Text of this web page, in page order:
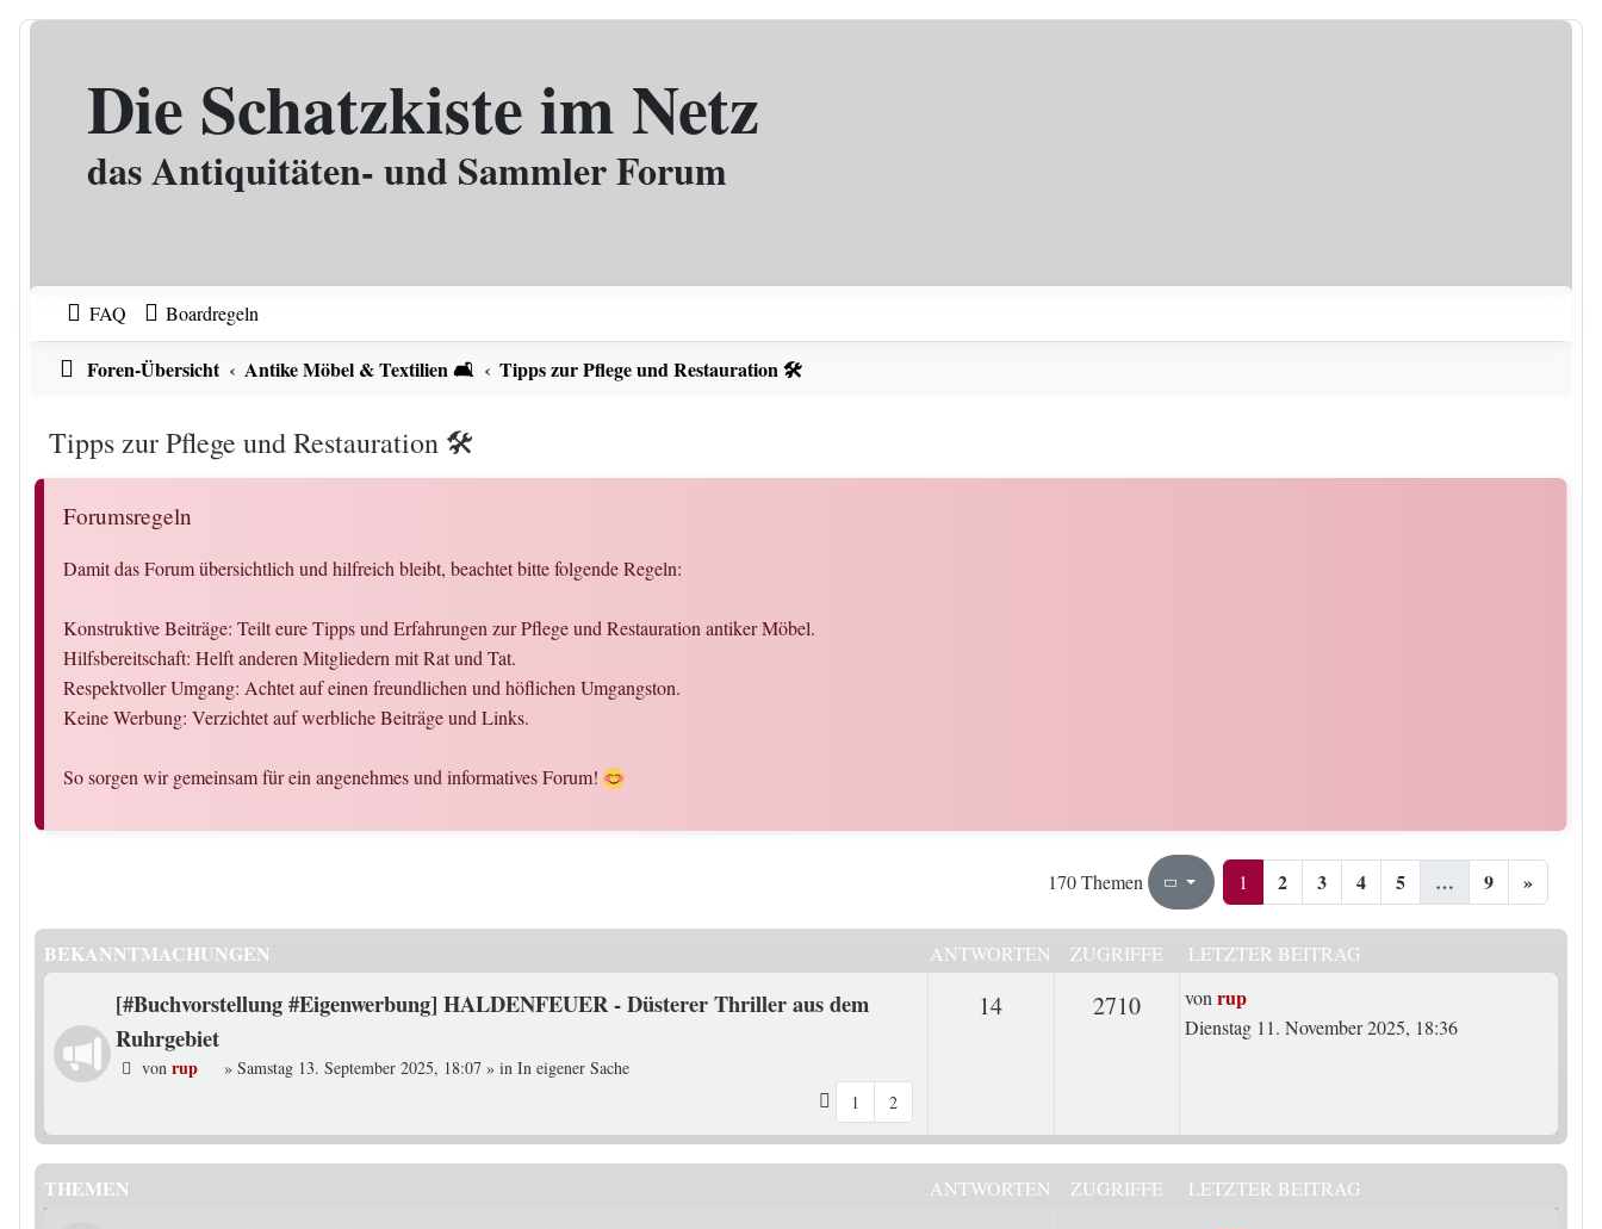
Zum Inhalt
Die Schatzkiste im Netz
das Antiquitäten- und Sammler Forum
FAQ Boardregeln
Foren-Übersicht Antike Möbel & Textilien 🛋️ Tipps zur Pflege und Restauration 🛠️
Tipps zur Pflege und Restauration 🛠️
Forumsregeln
Damit das Forum übersichtlich und hilfreich bleibt, beachtet bitte folgende Regeln:
Konstruktive Beiträge: Teilt eure Tipps und Erfahrungen zur Pflege und Restauration antiker Möbel.
Hilfsbereitschaft: Helft anderen Mitgliedern mit Rat und Tat.
Respektvoller Umgang: Achtet auf einen freundlichen und höflichen Umgangston.
Keine Werbung: Verzichtet auf werbliche Beiträge und Links.
So sorgen wir gemeinsam für ein angenehmes und informatives Forum!
170 Themen Seite1 von
1 2 3 4 5 … 9 »
BEKANNTMACHUNGEN ANTWORTEN ZUGRIFFE LETZTER BEITRAG
[#Buchvorstellung #Eigenwerbung] HALDENFEUER - Düsterer Thriller aus dem
Ruhrgebiet
von rup » Samstag 13. September 2025, 18:07 » in In eigener Sache
1
2
14Antworten2710ZugriffeLetzter Beitrag
vonrup
Dienstag 11. November 2025, 18:36
THEMEN ANTWORTEN ZUGRIFFE LETZTER BEITRAG